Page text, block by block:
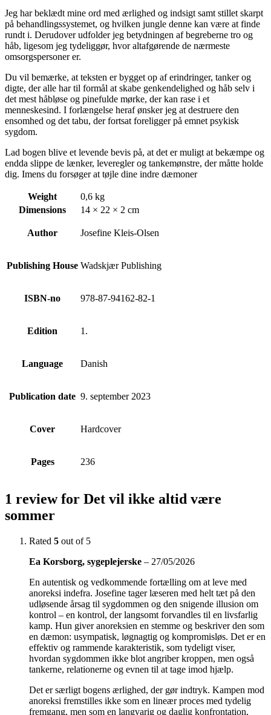
Jeg har beklædt mine ord med ærlighed og indsigt samt stillet skarpt
på behandlingssystemet, og hvilken jungle denne kan være at finde
rundt i. Derudover udfolder jeg betydningen af begreberne tro og
håb, ligesom jeg tydeliggør, hvor altafgørende de nærmeste
omsorgspersoner er.
Du vil bemærke, at teksten er bygget op af erindringer, tanker og
digte, der alle har til formål at skabe genkendelighed og håb selv i
det mest håbløse og pinefulde mørke, der kan rase i et
menneskesind. I forlængelse heraf ønsker jeg at destruere den
ensomhed og det tabu, der fortsat foreligger på emnet psykisk
sygdom.
Lad bogen blive et levende bevis på, at det er muligt at bekæmpe og
endda slippe de lænker, leveregler og tankemønstre, der måtte holde
dig. Imens du forsøger at tøjle dine indre dæmoner
Weight
0,6 kg
Dimensions
14 × 22 × 2 cm
Author Josefine Kleis-Olsen
Publishing House Wadskjær Publishing
ISBN-no 978-87-94162-82-1
Edition 1.
Language Danish
Publication date 9. september 2023
Cover Hardcover
Pages 236
1 review for Det vil ikke altid være
sommer
Rated 5 out of 5
Ea Korsborg, sygeplejerske – 27/05/2026
En autentisk og vedkommende fortælling om at leve med
anoreksi indefra. Josefine tager læseren med helt tæt på den
udløsende årsag til sygdommen og den snigende illusion om
kontrol – en kontrol, der langsomt forvandles til en livsfarlig
kamp. Hun giver anoreksien en stemme og beskriver den som
en dæmon: usympatisk, løgnagtig og kompromisløs. Det er en
effektiv og rammende karakteristik, som tydeligt viser,
hvordan sygdommen ikke blot angriber kroppen, men også
tankerne, relationerne og evnen til at tage imod hjælp.
Det er særligt bogens ærlighed, der gør indtryk. Kampen mod
anoreksi fremstilles ikke som en lineær proces med tydelig
fremgang, men som en langvarig og daglig konfrontation,